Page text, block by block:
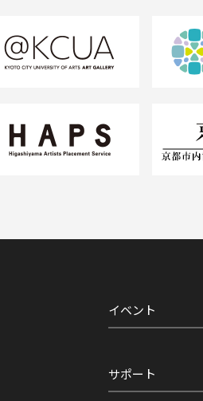
イベント
サポート